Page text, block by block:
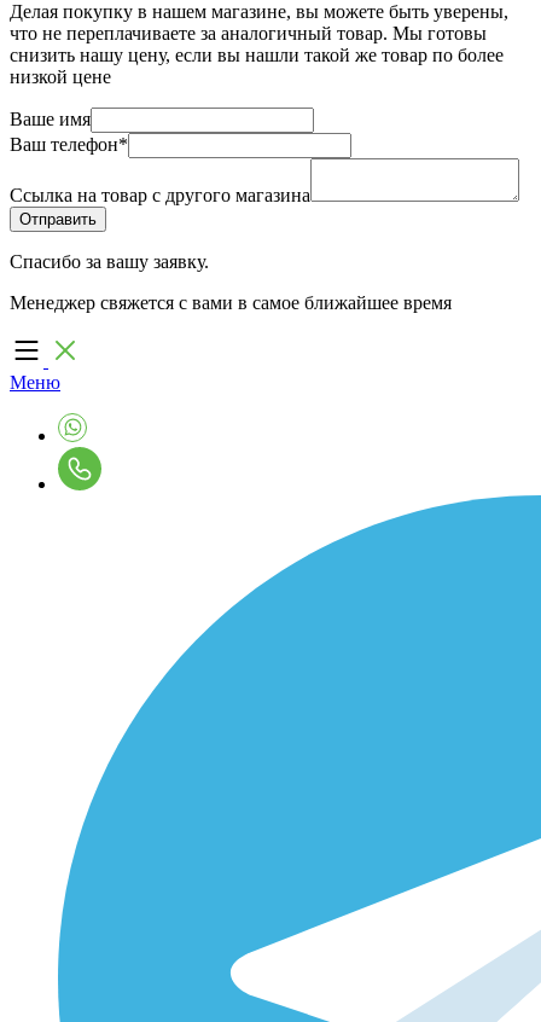
Делая покупку в нашем магазине, вы можете быть уверены,
что не переплачиваете за аналогичный товар. Мы готовы
снизить нашу цену, если вы нашли такой же товар по более
низкой цене
Ваше имя
Ваш телефон*
Ссылка на товар с другого магазина
Спасибо за вашу заявку.
Менеджер свяжется с вами в самое ближайшее время
Меню